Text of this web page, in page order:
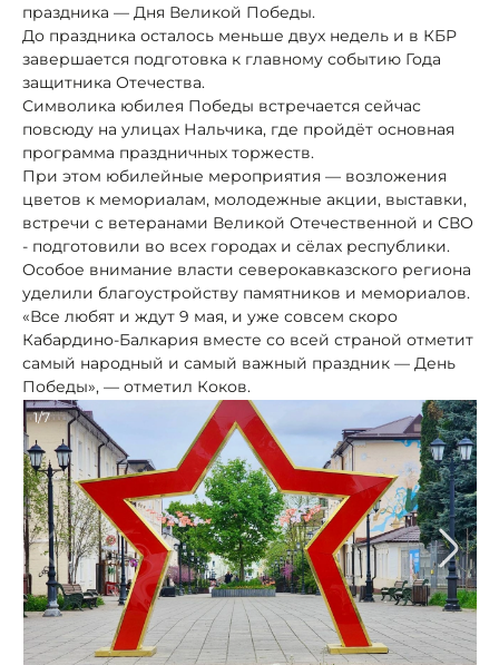
праздника — Дня Великой Победы.
До праздника осталось меньше двух недель и в КБР
завершается подготовка к главному событию Года
защитника Отечества.
Символика юбилея Победы встречается сейчас
повсюду на улицах Нальчика, где пройдёт основная
программа праздничных торжеств.
При этом юбилейные мероприятия — возложения
цветов к мемориалам, молодежные акции, выставки,
встречи с ветеранами Великой Отечественной и СВО
- подготовили во всех городах и сёлах республики.
Особое внимание власти северокавказского региона
уделили благоустройству памятников и мемориалов.
«Все любят и ждут 9 мая, и уже совсем скоро
Кабардино-Балкария вместе со всей страной отметит
самый народный и самый важный праздник — День
Победы», — отметил Коков.
1/7